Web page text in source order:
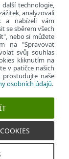
49
technologie,
analyzovali
a nabízeli vám
se sběrem všech
nebo si můžete
na "Spravovat
svůj souhlas
kliknutím na
v patičce našich
prostudujte naše
osobních údajů.